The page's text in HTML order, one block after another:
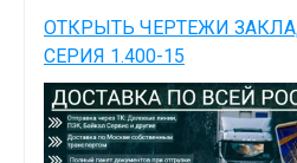
ОТКРЫТЬ ЧЕРТЕЖИ
СЕРИЯ 1.400-15